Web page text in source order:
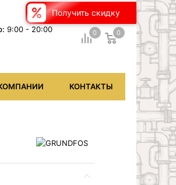
9:00 - 20:00
КОНТАКТЫ
0 0
Получить скидку